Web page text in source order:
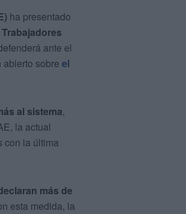
ha presentado
ante el
sobre el
al sistema,
la actual
con la última
más de
esta medida, la